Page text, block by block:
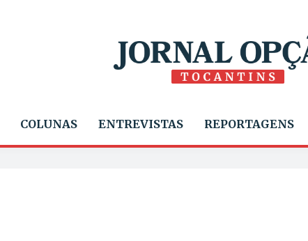
COLUNAS ENTREVISTAS REPORTAGENS